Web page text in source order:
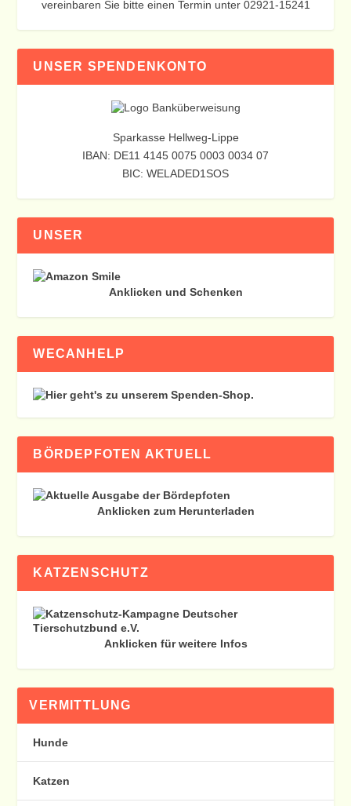
vereinbaren Sie bitte einen Termin unter 02921-15241
UNSER SPENDENKONTO
Sparkasse Hellweg-Lippe
IBAN: DE11 4145 0075 0003 0034 07
BIC: WELADED1SOS
UNSER
Anklicken und Schenken
WECANHELP
BÖRDEPFOTEN AKTUELL
Anklicken zum Herunterladen
KATZENSCHUTZ
Anklicken für weitere Infos
VERMITTLUNG
Hunde
Katzen